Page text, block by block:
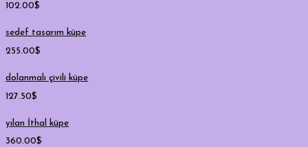
102.00$
sedef tasarım küpe
255.00$
dolanmalı çivili küpe
127.50$
yılan İthal küpe
360.00$